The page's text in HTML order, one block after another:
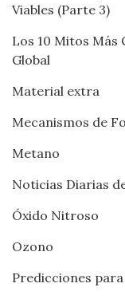
Viables (Parte 3)
Los 10 Mitos Más
Global
Material extra
Mecanismos de
Metano
Noticias Diarias
Óxido Nitroso
Ozono
Predicciones para